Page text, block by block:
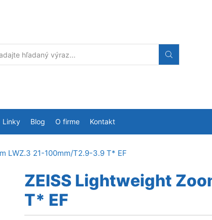
Linky Blog O firme Kontakt
LWZ.3 21-100mm/T2.9-3.9 T* EF
ZEISS Lightweight
T* EF